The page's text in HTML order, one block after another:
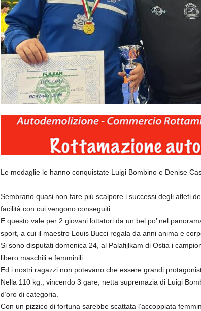
Le medaglie le hanno conquistate Luigi Bombino e Denise
Sembrano quasi non fare più scalpore i successi degli atleti
facilità con cui vengono conseguiti.
E questo vale per 2 giovani lottatori da un bel po’ nel
sport, a cui il maestro Louis Bucci regala da anni anima e
Si sono disputati domenica 24, al Palafijlkam di Ostia i
libero maschili e femminili.
Ed i nostri ragazzi non potevano che essere grandi
Nella 110 kg., vincendo 3 gare, netta supremazia di Luigi
d’oro di categoria.
Con un pizzico di fortuna sarebbe scattata l’accoppiata